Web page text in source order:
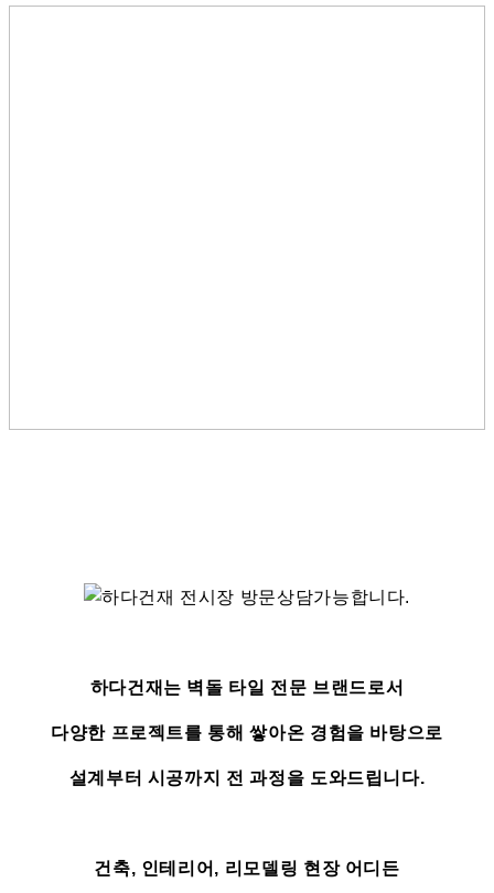
하다건재는 벽돌 타일 전문 브랜드로서
다양한 프로젝트를 통해 쌓아온 경험을 바탕으로
설계부터 시공까지 전 과정을 도와드립니다.
건축, 인테리어, 리모델링 현장 어디든